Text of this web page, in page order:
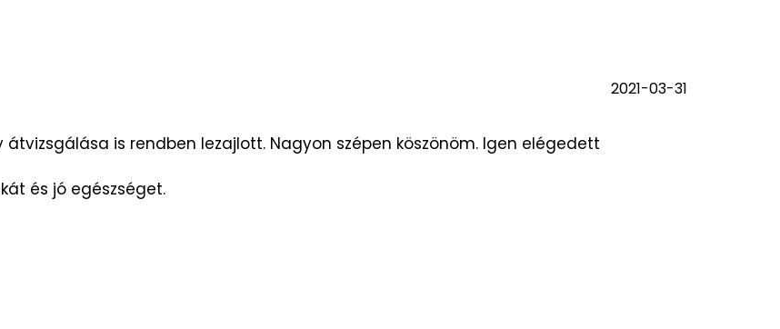
2021-03-31
is rendben lezajlott. Nagyon szépen köszönöm. Igen elégedett
és jó egészséget.